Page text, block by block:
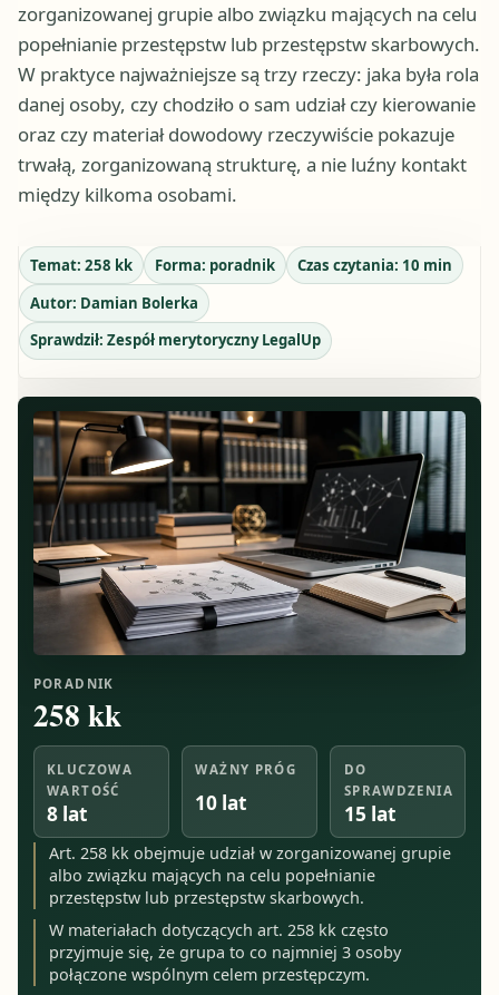
zorganizowanej grupie albo związku mających na celu
popełnianie przestępstw lub przestępstw skarbowych.
W praktyce najważniejsze są trzy rzeczy: jaka była rola
danej osoby, czy chodziło o sam udział czy kierowanie
oraz czy materiał dowodowy rzeczywiście pokazuje
trwałą, zorganizowaną strukturę, a nie luźny kontakt
między kilkoma osobami.
Temat: 258 kk Forma: poradnik Czas czytania: 10 min
Autor: Damian Bolerka
Sprawdził: Zespół merytoryczny LegalUp
PORADNIK
258 kk
KLUCZOWA
WARTOŚĆ
8 lat
WAŻNY PRÓG
10 lat
DO
SPRAWDZENIA
15 lat
Art. 258 kk obejmuje udział w zorganizowanej grupie
albo związku mających na celu popełnianie
przestępstw lub przestępstw skarbowych.
W materiałach dotyczących art. 258 kk często
przyjmuje się, że grupa to co najmniej 3 osoby
połączone wspólnym celem przestępczym.